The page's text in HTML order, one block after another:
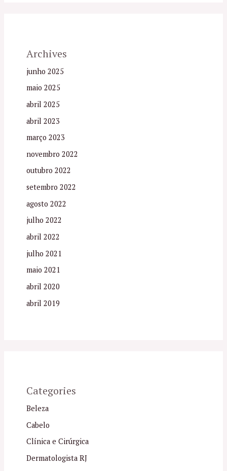
Archives
junho 2025
maio 2025
abril 2025
abril 2023
março 2023
novembro 2022
outubro 2022
setembro 2022
agosto 2022
julho 2022
abril 2022
julho 2021
maio 2021
abril 2020
abril 2019
Categories
Beleza
Cabelo
Clínica e Cirúrgica
Dermatologista RJ